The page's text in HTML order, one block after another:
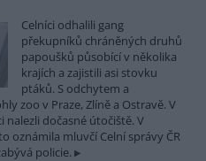
Celníci odhalili gang
překupníků chráněných druhů
papoušků působící v několika
krajích a zajistili asi stovku
ptáků. S odchytem a
zoo v Praze, Zlíně a Ostravě. V
nalezli dočasné útočiště. V
oznámila mluvčí Celní správy ČR
policie.